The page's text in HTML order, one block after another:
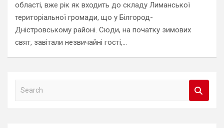
області, вже рік як входить до складу Лиманської
територіальної громади, що у Білгород-
Дністровському районі. Сюди, на початку зимових
свят, завітали незвичайні гості,…
a